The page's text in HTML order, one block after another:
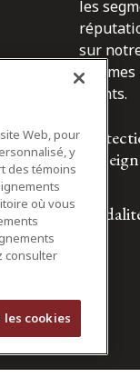
les
sur
clients.
Web, pour
y
des témoins
où vous
consulter
cookies